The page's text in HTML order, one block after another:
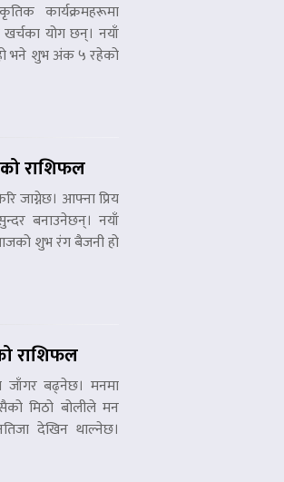
कार्यक्रमहरूमा
योग छन्। नयाँ
भने शुभ अंक ५ रहेको
राशिफल
जाग्नेछ। आफ्ना प्रिय
बनाउनेछन्। नयाँ
शुभ रंग बैजनी हो
राशिफल
जाँगर बढ्नेछ। मनमा
मिठो बोलीले मन
देखिन थाल्नेछ।